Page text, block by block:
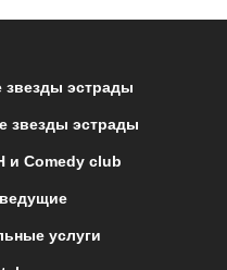
звезды эстрады
звезды эстрады
и Comedy club
услуги